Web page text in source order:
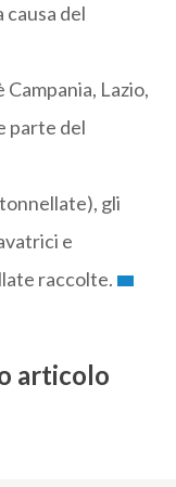
del
Lazio,
parte del
gli
e
raccolte.
articolo